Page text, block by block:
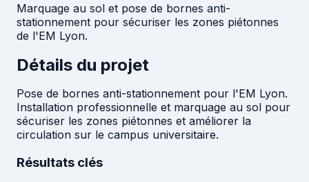
Marquage au sol et pose de bornes anti-
stationnement pour sécuriser les zones piétonnes
de l'EM Lyon.
Détails du projet
Pose de bornes anti-stationnement pour l'EM Lyon.
Installation professionnelle et marquage au sol pour
sécuriser les zones piétonnes et améliorer la
circulation sur le campus universitaire.
Résultats clés